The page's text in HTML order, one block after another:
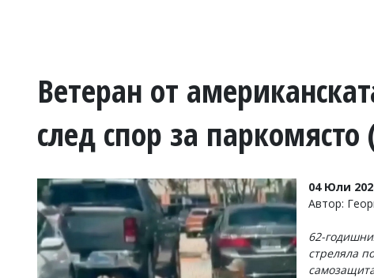
ВОЙНАТА
УКРАЙНА
РАЗСЛЕДВАНЕ
БИЗНЕС
Ветеран от
след спор за
04 Юли
Автор:
62-
стреляла